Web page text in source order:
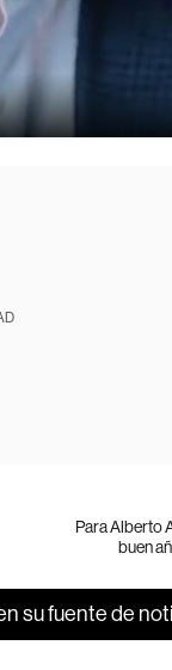
Para Alberto
buen
su fuente de